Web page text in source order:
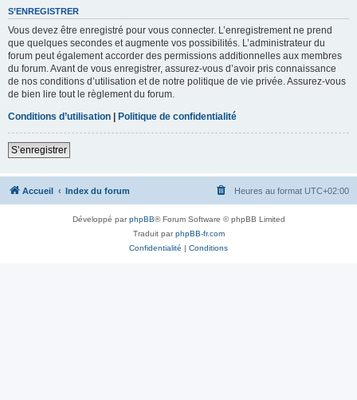
S’ENREGISTRER
Vous devez être enregistré pour vous connecter. L’enregistrement ne prend
que quelques secondes et augmente vos possibilités. L’administrateur du
forum peut également accorder des permissions additionnelles aux membres
du forum. Avant de vous enregistrer, assurez-vous d’avoir pris connaissance
de nos conditions d’utilisation et de notre politique de vie privée. Assurez-vous
de bien lire tout le règlement du forum.
Conditions d’utilisation | Politique de confidentialité
S’enregistrer
Accueil Index du forum Heures au format UTC+02:00
Développé parphpBB® Forum Software © phpBB Limited
Traduit parphpBB-fr.com
Confidentialité | Conditions